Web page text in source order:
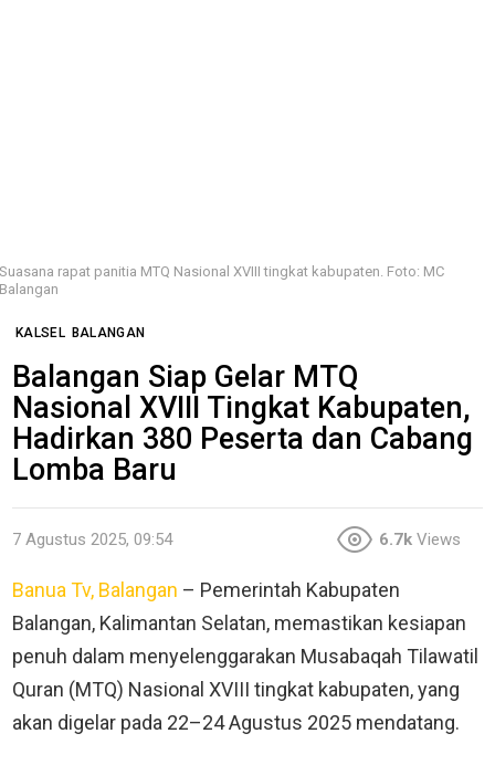
Suasana rapat panitia MTQ Nasional XVIII tingkat kabupaten. Foto: MC
Balangan
KALSEL BALANGAN
Balangan Siap Gelar MTQ
Nasional XVIII Tingkat Kabupaten,
Hadirkan 380 Peserta dan Cabang
Lomba Baru
7 Agustus 2025, 09:54 6.7k Views
Banua Tv, Balangan – Pemerintah Kabupaten
Balangan, Kalimantan Selatan, memastikan kesiapan
penuh dalam menyelenggarakan Musabaqah Tilawatil
Quran (MTQ) Nasional XVIII tingkat kabupaten, yang
akan digelar pada 22–24 Agustus 2025 mendatang.